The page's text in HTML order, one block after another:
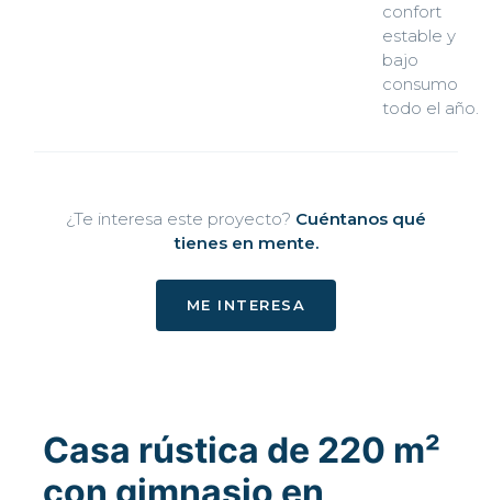
confort
estable y
bajo
consumo
todo el año.
¿Te interesa este proyecto? Cuéntanos qué
tienes en mente.
ME INTERESA
Casa rústica de 220 m²